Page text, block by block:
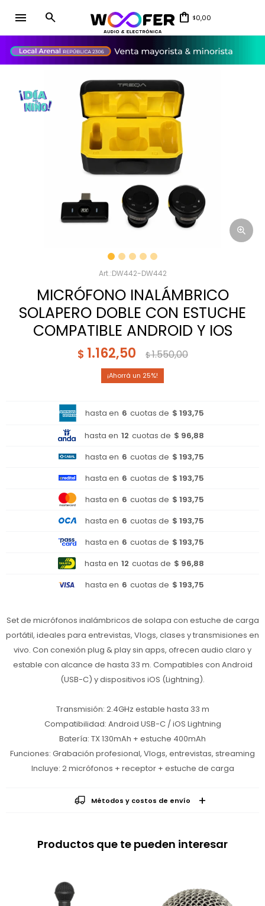
menu $0,00
DW442-DW442
MICRÓFONO INALÁMBRICO
SOLAPERO DOBLE CON ESTUCHE
COMPATIBLE ANDROID Y IOS
$ 1.162,50 $1.550,00
25
hasta en 6 cuotas de $ 193,75
hasta en 12 cuotas de $ 96,88
hasta en 6 cuotas de $ 193,75
hasta en 6 cuotas de $ 193,75
hasta en 6 cuotas de $ 193,75
hasta en 6 cuotas de $ 193,75
hasta en 6 cuotas de $ 193,75
hasta en 12 cuotas de $ 96,88
hasta en 6 cuotas de $ 193,75
Set de micrófonos inalámbricos de solapa con estuche de carga
portátil, ideales para entrevistas, Vlogs, clases y transmisiones en
vivo. Con conexión plug & play sin apps, ofrecen audio claro y
estable con alcance de hasta 33 m. Compatibles con Android
(USB-C) y dispositivos iOS (Lightning).
Transmisión: 2.4GHz estable hasta 33 m
Compatibilidad: Android USB-C / iOS Lightning
Batería: TX 130mAh + estuche 400mAh
Funciones: Grabación profesional, Vlogs, entrevistas, streaming
Incluye: 2 micrófonos + receptor + estuche de carga
Métodos y costos de envío
Productos que te pueden interesar
close